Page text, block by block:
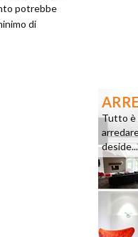
potrebbe
di
Tutto è
deside...